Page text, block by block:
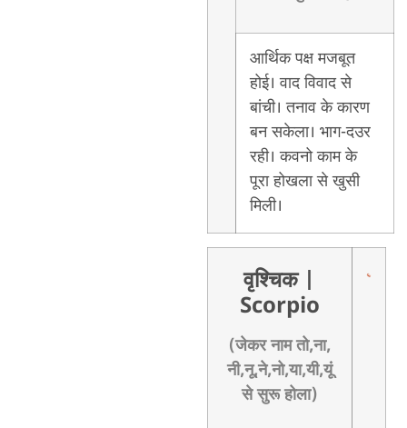
आर्थिक पक्ष मजबूत
होई। वाद विवाद से
बांची। तनाव के कारण
बन सकेला। भाग-दउर
रही। कवनो काम के
पूरा होखला से खुसी
मिली।
वृश्चिक
Scorpio
(जेकर नाम तो,ना,
नी,नू,ने,नो,या,यी,यूं
से सुरू होला)